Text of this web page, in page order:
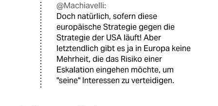
@Machiavelli:
Doch natürlich, sofern diese
europäische Strategie gegen die
Strategie der USA läuft! Aber
letztendlich gibt es ja in Europa keine
Mehrheit, die das Risiko einer
Eskalation eingehen möchte, um
"seine" Interessen zu verteidigen.